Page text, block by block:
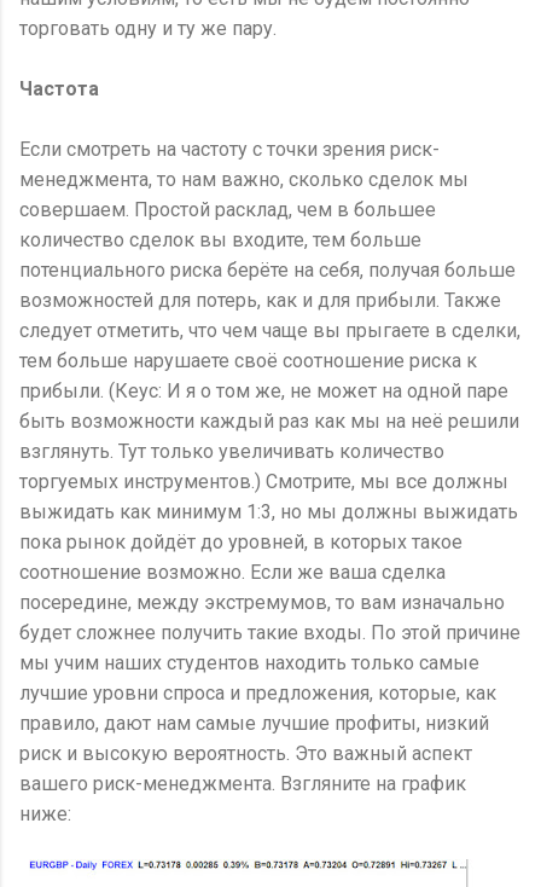
торговать одну и ту же пару.
Частота
Если смотреть на частоту с точки зрения риск-
менеджмента, то нам важно, сколько сделок мы
совершаем. Простой расклад, чем в большее
количество сделок вы входите, тем больше
потенциального риска берёте на себя, получая больше
возможностей для потерь, как и для прибыли. Также
следует отметить, что чем чаще вы прыгаете в сделки,
тем больше нарушаете своё соотношение риска к
прибыли. (Кеус: И я о том же, не может на одной паре
быть возможности каждый раз как мы на неё решили
взглянуть. Тут только увеличивать количество
торгуемых инструментов.) Смотрите, мы все должны
выжидать как минимум 1:3, но мы должны выжидать
пока рынок дойдёт до уровней, в которых такое
соотношение возможно. Если же ваша сделка
посередине, между экстремумов, то вам изначально
будет сложнее получить такие входы. По этой причине
мы учим наших студентов находить только самые
лучшие уровни спроса и предложения, которые, как
правило, дают нам самые лучшие профиты, низкий
риск и высокую вероятность. Это важный аспект
вашего риск-менеджмента. Взгляните на график
ниже: